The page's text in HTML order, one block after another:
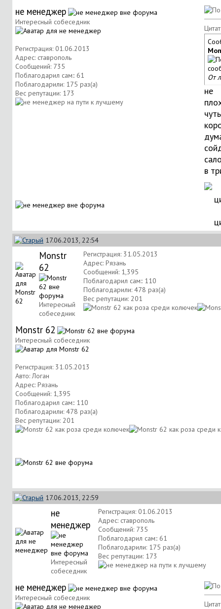
не менеджер
Интересный собеседник
Регистрация: 01.06.2013
Адрес: ставрополь
Сообщений: 735
Поблагодарил сам:: 61
Поблагодарили: 175 раз(а)
Вес репутации: 173
От
не
чуть
в
17.06.2013, 22:54
Monstr
62
Интересный
собеседник
Регистрация: 31.05.2013
Адрес: Рязань
Сообщений: 1,395
Поблагодарил сам:: 110
Поблагодарили: 478 раз(а)
Вес репутации: 201
Monstr 62
Интересный собеседник
Регистрация: 31.05.2013
Авто: Логан
Адрес: Рязань
Сообщений: 1,395
Поблагодарил сам:: 110
Поблагодарили: 478 раз(а)
Вес репутации: 201
17.06.2013, 22:59
не
менеджер
Интересный
собеседник
Регистрация: 01.06.2013
Адрес: ставрополь
Сообщений: 735
Поблагодарил сам:: 61
Поблагодарили: 175 раз(а)
Вес репутации: 173
не менеджер
Интересный собеседник